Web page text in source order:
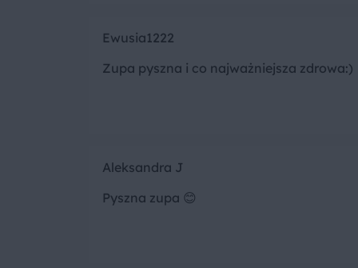
Ewusia1222
Zupa pyszna i co najważniejsza zdrowa:)
Aleksandra J
Pyszna zupa 😊